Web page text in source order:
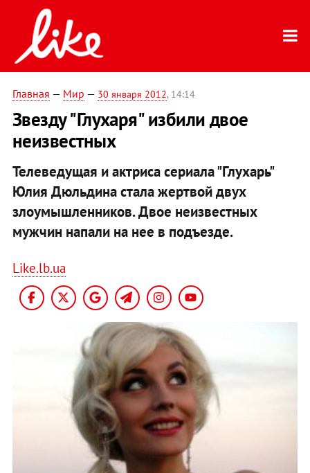
Главная — Мир — 30 января 2012, 14:14
Звезду "Глухаря" избили двое
неизвестных
Телеведущая и актриса сериала "Глухарь"
Юлия Дюльдина стала жертвой двух
злоумышленников. Двое неизвестных
мужчин напали на нее в подъезде.
Like.lb.ua